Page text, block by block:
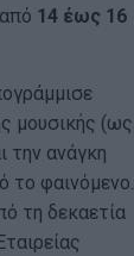
14 έως 16
μουσικής (ως
την ανάγκη
το φαινόμενο.
τη δεκαετία